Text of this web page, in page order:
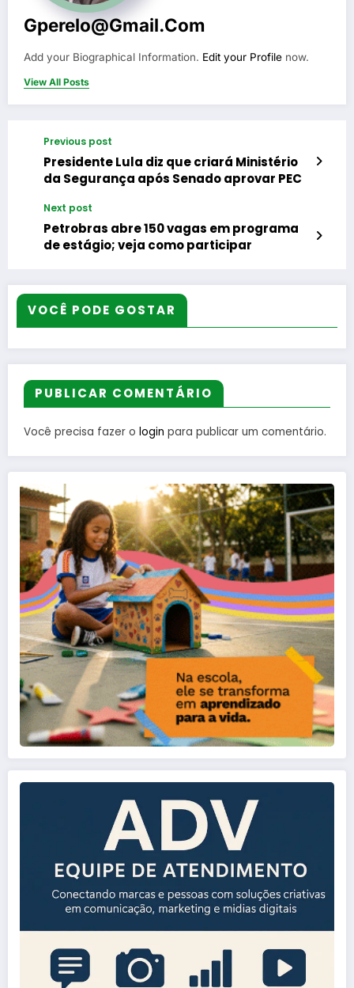
Gperelo@gmail.com
Add your Biographical Information. Edit your Profile now.
View All Posts
Previous post
Presidente Lula diz que criará Ministério
da Segurança após Senado aprovar PEC
Next post
Petrobras abre 150 vagas em programa
de estágio; veja como participar
VOCÊ PODE GOSTAR
PUBLICAR COMENTÁRIO
Você precisa fazer o login para publicar um comentário.